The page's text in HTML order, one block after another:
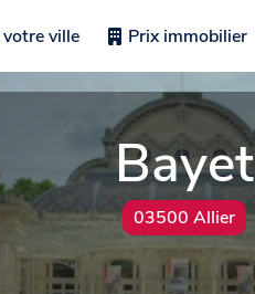
votre ville Prix immobilier
Bayet
03500 Allier